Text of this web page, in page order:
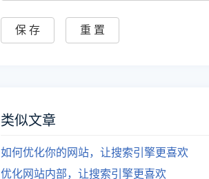
类似文章
如何优化你的网站，让搜索引擎更喜欢
优化网站内部，让搜索引擎更喜欢